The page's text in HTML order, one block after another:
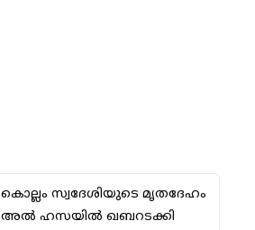
കൊല്ലം സ്വദേശിയുടെ മൃതദേഹം
അല്‍ ഹസയില്‍ ഖബറടക്കി